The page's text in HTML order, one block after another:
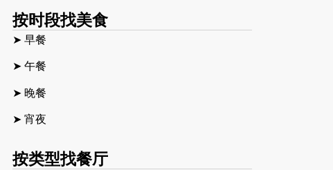
按时段找美食
➤ 早餐
➤ 午餐
➤ 晚餐
➤ 宵夜
按类型找餐厅